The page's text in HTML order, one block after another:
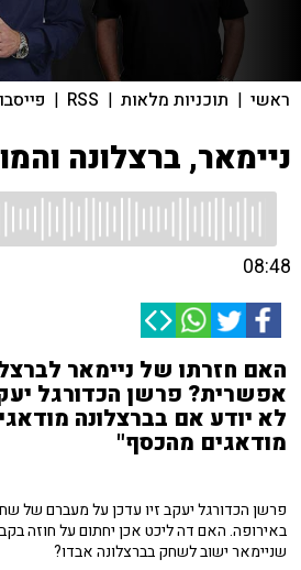
ראשי | תוכניות מלאות |
RSS
|
ניימאר, ברצלונה
08:48
האם חזרתו של ניימאר
אפשרית? פרשן הכדורגל
לא יודע אם בברצלונה
מודאגים מהכסף"
פרשן הכדורגל יעקב זיו עדכן על מעברם של
באירופה. האם דה ליכט אכן יחתום על חוזה
שניימאר ישוב לשחק בברצלונה אבדו?